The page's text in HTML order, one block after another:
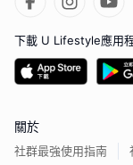
下載 U Lifestyle應用
關於
社群最強使用指南